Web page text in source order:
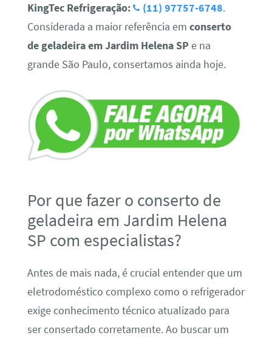
KingTec Refrigeração: (11) 97757-6748.
Considerada a maior referência em conserto
de geladeira em Jardim Helena SP e na
grande São Paulo, consertamos ainda hoje.
Por que fazer o conserto de
geladeira em Jardim Helena
SP com especialistas?
Antes de mais nada, é crucial entender que um
eletrodoméstico complexo como o refrigerador
exige conhecimento técnico atualizado para
ser consertado corretamente. Ao buscar um